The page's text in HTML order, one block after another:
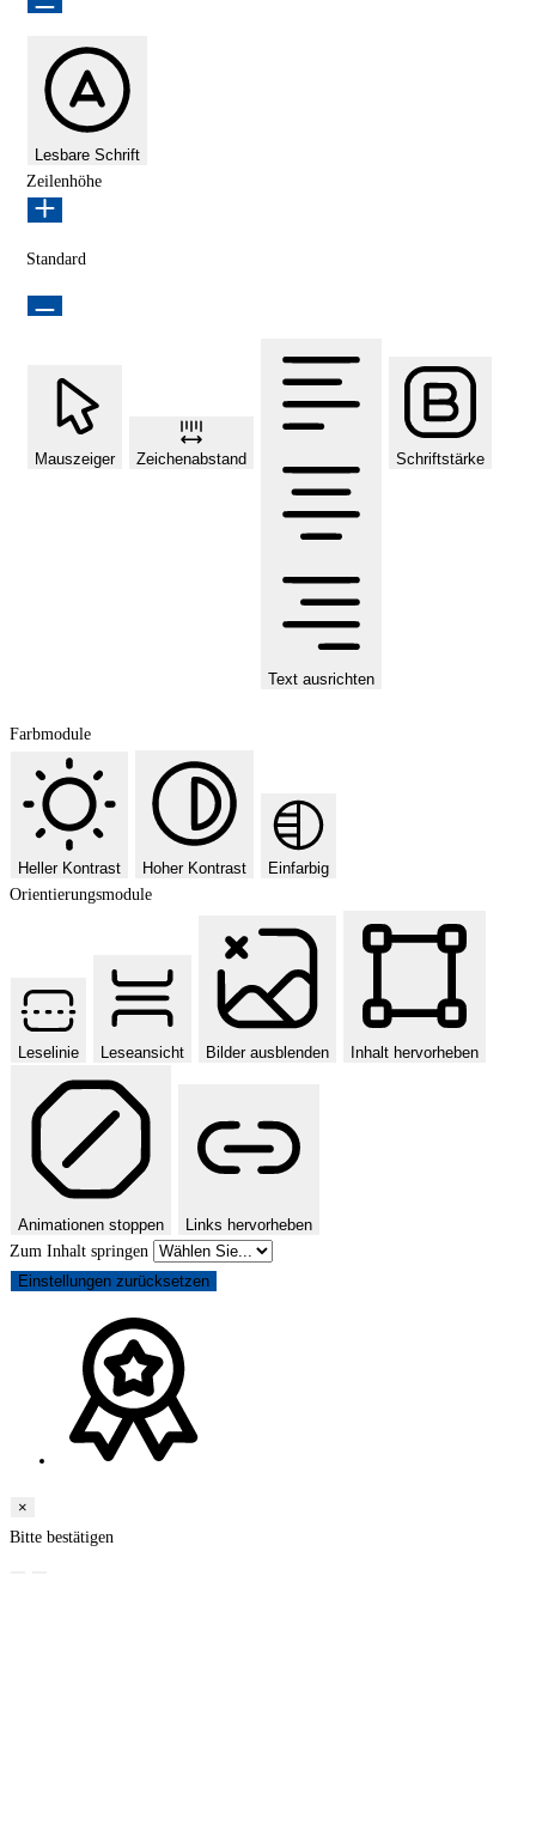
Lesbare Schrift
Zeilenhöhe
Standard
Mauszeiger Zeichenabstand
Text ausrichten
Schriftstärke
Farbmodule
Heller Kontrast Hoher Kontrast
Einfarbig
Orientierungsmodule
Leselinie Leseansicht Bilder ausblenden Inhalt hervorheben
Animationen stoppen
Links hervorheben
Zum Inhalt springen
Einstellungen zurücksetzen
×
Bitte bestätigen